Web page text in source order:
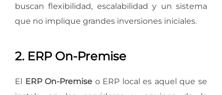
buscan flexibilidad, escalabilidad y un sistema
que no implique grandes inversiones iniciales.
2. ERP On-Premise
El ERP On-Premise o ERP local es aquel que se